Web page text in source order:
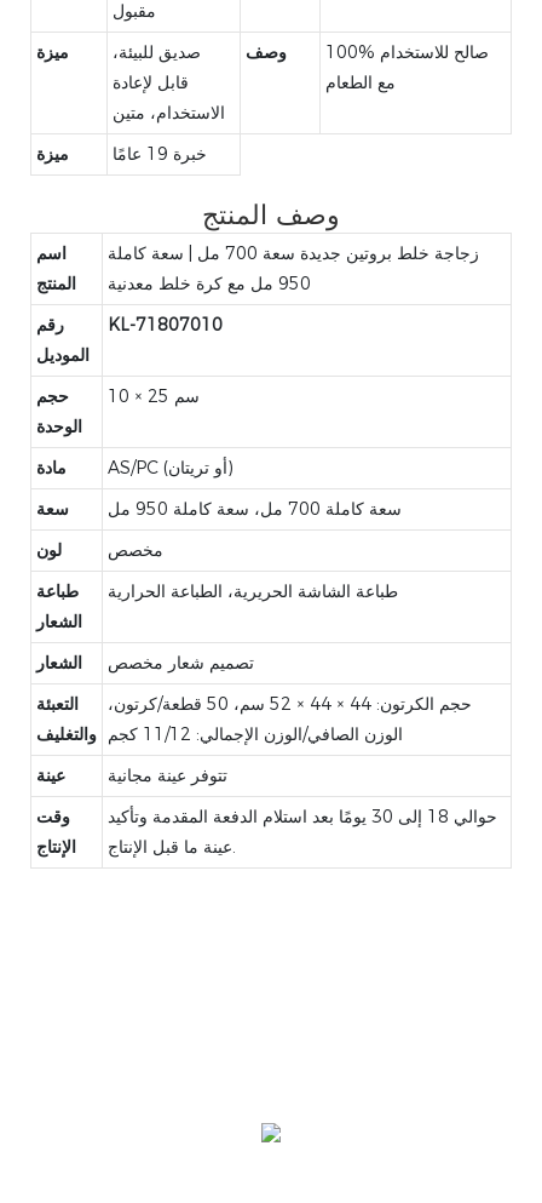
مقبول
ميزة
صديق للبيئة،
قابل لإعادة
الاستخدام، متين
وصف
100% صالح للاستخدام
مع الطعام
ميزة خبرة 19 عامًا
وصف المنتج
اسم
المنتج
زجاجة خلط بروتين جديدة سعة 700 مل | سعة كاملة
950 مل مع كرة خلط معدنية
رقم
الموديل
KL-71807010
حجم
الوحدة
10 × 25 سم
مادة
AS/PC (أو تريتان)
سعة
سعة كاملة 700 مل، سعة كاملة 950 مل
لون
مخصص
طباعة
الشعار
طباعة الشاشة الحريرية، الطباعة الحرارية
الشعار
تصميم شعار مخصص
التعبئة
والتغليف
حجم الكرتون: 44 × 44 × 52 سم، 50 قطعة/كرتون،
الوزن الصافي/الوزن الإجمالي: 11/12 كجم
عينة
تتوفر عينة مجانية
وقت
الإنتاج
حوالي 18 إلى 30 يومًا بعد استلام الدفعة المقدمة وتأكيد
عينة ما قبل الإنتاج.